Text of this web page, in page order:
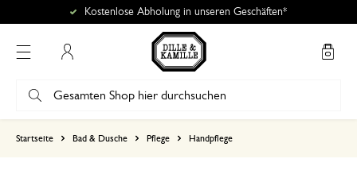
Kostenlose Abholung in unseren Geschäften*
Startseite Bad & Dusche Pflege Handpflege